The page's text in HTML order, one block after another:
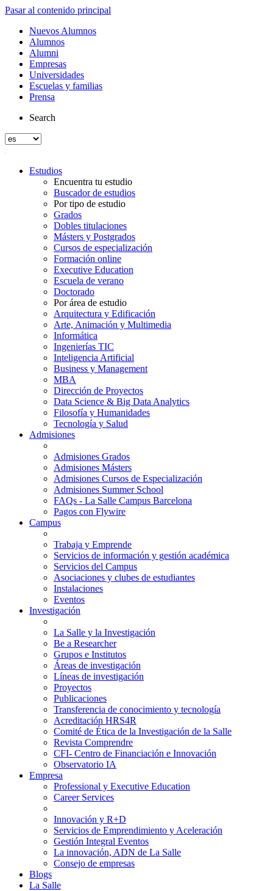
Pasar al contenido principal
Nuevos Alumnos
Alumnos
Alumni
Empresas
Universidades
Escuelas y familias
Prensa
Search
Estudios
Encuentra tu estudio
Buscador de estudios
Por tipo de estudio
Grados
Dobles titulaciones
Másters y Postgrados
Cursos de especialización
Formación online
Executive Education
Escuela de verano
Doctorado
Por área de estudio
Arquitectura y Edificación
Arte, Animación y Multimedia
Informática
Ingenierías TIC
Inteligencia Artificial
Business y Management
MBA
Dirección de Proyectos
Data Science & Big Data Analytics
Filosofía y Humanidades
Tecnología y Salud
Admisiones
Admisiones Grados
Admisiones Másters
Admisiones Cursos de Especialización
Admisiones Summer School
FAQs - La Salle Campus Barcelona
Pagos con Flywire
Campus
Trabaja y Emprende
Servicios de información y gestión académica
Servicios del Campus
Asociaciones y clubes de estudiantes
Instalaciones
Eventos
Investigación
La Salle y la Investigación
Be a Researcher
Grupos e Institutos
Áreas de investigación
Líneas de investigación
Proyectos
Publicaciones
Transferencia de conocimiento y tecnología
Acreditación HRS4R
Comité de Ética de la Investigación de la Salle
Revista Comprendre
CFI- Centro de Financiación e Innovación
Observatorio IA
Empresa
Professional y Executive Education
Career Services
Innovación y R+D
Servicios de Emprendimiento y Aceleración
Gestión Integral Eventos
La innovación, ADN de La Salle
Consejo de empresas
Blogs
La Salle